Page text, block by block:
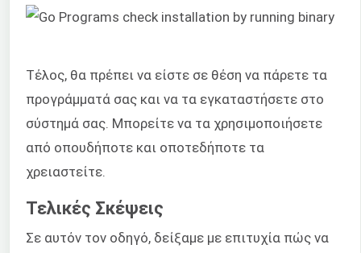
Τέλος, θα πρέπει να είστε σε θέση να πάρετε τα
προγράμματά σας και να τα εγκαταστήσετε στο
σύστημά σας. Μπορείτε να τα χρησιμοποιήσετε
από οπουδήποτε και οποτεδήποτε τα
χρειαστείτε.
Τελικές Σκέψεις
Σε αυτόν τον οδηγό, δείξαμε με επιτυχία πώς να